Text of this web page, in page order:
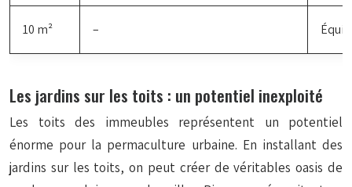
10 m² –
Les jardins sur les toits : un potentiel inexploité
Les toits des immeubles représentent un potentiel
énorme pour la permaculture urbaine. En installant des
jardins sur les toits, on peut créer de véritables oasis de